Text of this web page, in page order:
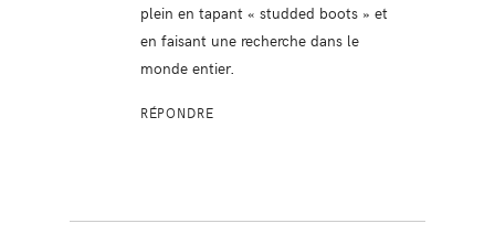
plein en tapant « studded boots » et
en faisant une recherche dans le
monde entier.
RÉPONDRE